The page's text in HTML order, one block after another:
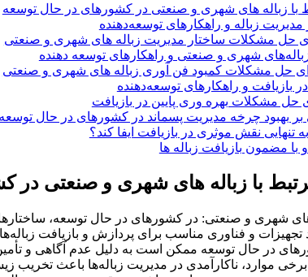
بهبود چرخه مدیریت پسماند در کشورهای در حال توسعه
تنهایی نقش موثری در بازیافت ایفا کند؟
مضمون بازیافت زباله ها
شهری و صنعتی: در کشورهای در حال توسعه،
تجهیزات و فناوری مناسب برای پردازش و بازیافت
در حال توسعه ممکن است به دلیل عدم آگاهی و تأمین
موارد، ناکارآمدی در مدیریت زباله‌ها باعث تخریب